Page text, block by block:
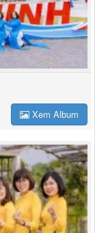
Xem Album